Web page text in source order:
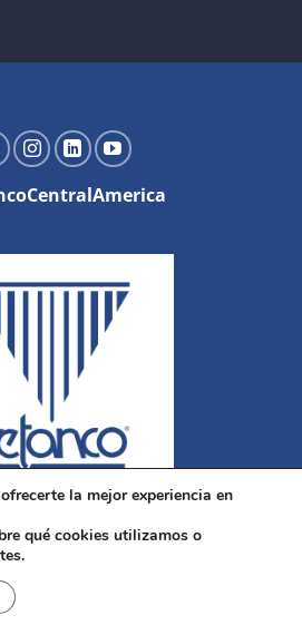
2026 ©
la mejor experiencia en
qué cookies utilizamos o